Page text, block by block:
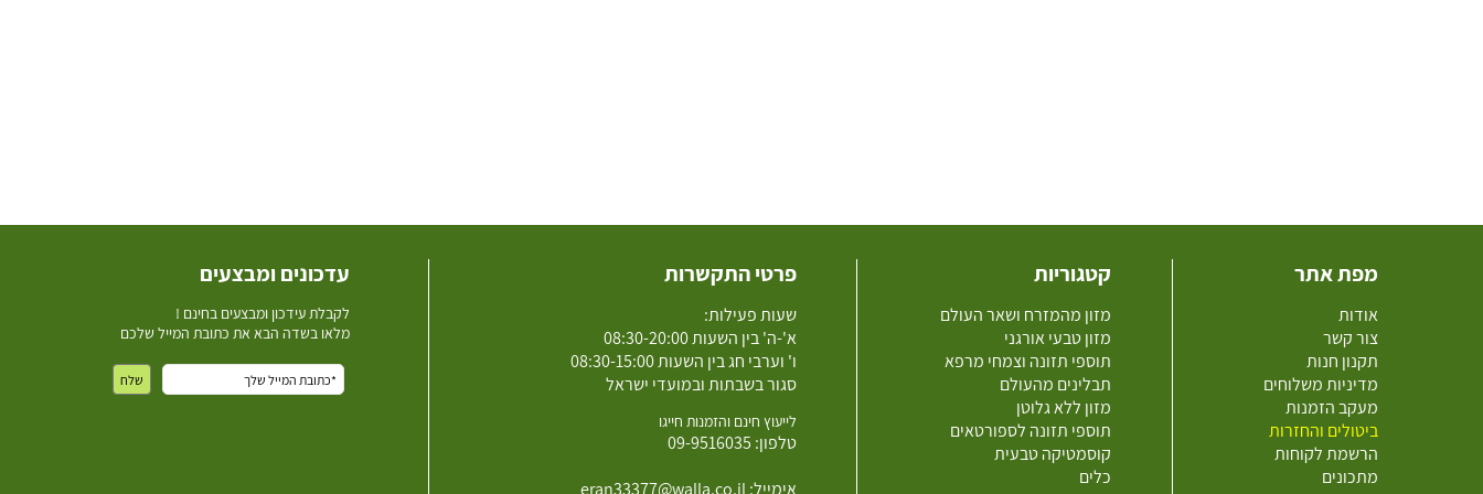
מפת אתר
אודות
צור קשר
תקנון חנות
מדיניות משלוחים
מעקב הזמנות
ביטולים והחזרות
הרשמת לקוחות
מתכונים
קטגוריות
מזון מהמזרח ושאר העולם
מזון טבעי אורגני
תוספי תזונה וצמחי מרפא
תבלינים מהעולם
מזון ללא גלוטן
תוספי תזונה לספורטאים
קוסמטיקה טבעית
כלים
פרטי התקשרות
שעות פעילות:
א'-ה' בין השעות 08:30-20:00
ו' וערבי חג בין השעות 08:30-15:00
סגור בשבתות ובמועדי ישראל
לייעוץ חינם והזמנות חייגו
טלפון: 09-9516035
אימייל: eran33377@walla.co.il
עדכונים ומבצעים
לקבלת עידכון ומבצעים בחינם !
מלאו בשדה הבא את כתובת המייל שלכם